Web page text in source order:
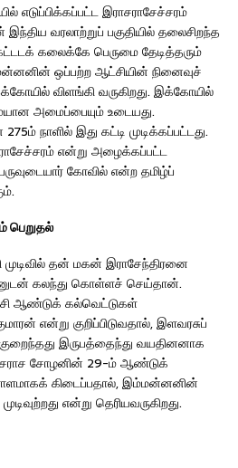
எடுப்பிக்கப்பட்ட இராசராசேச்சரம்
வரலாற்றுப் பகுதியில் தலைசிறந்த
கலைக்கே பெருமை தேடித்தரும்
ஒப்பற்ற ஆட்சியின் நினைவுச்
விளங்கி வருகிறது. இக்கோயில்
அமைப்பையும் உடையது.
நாளில் இது கட்டி முடிக்கப்பட்டது.
என்று அழைக்கப்பட்ட
கோவில் என்ற தமிழ்ப்
பெறுதல்
தன் மகன் இராசேந்திரனை
கலந்து கொள்ளச் செய்தான்.
ஆண்டுக் கல்வெட்டுகள்
என்று குறிப்பிடுவதால், இளவரசுப்
இருபத்தைந்து வயதினனாக
சோழனின் 29-ம் ஆண்டுக்
கிடைப்பதால், இம்மன்னனின்
என்று தெரியவருகிறது.